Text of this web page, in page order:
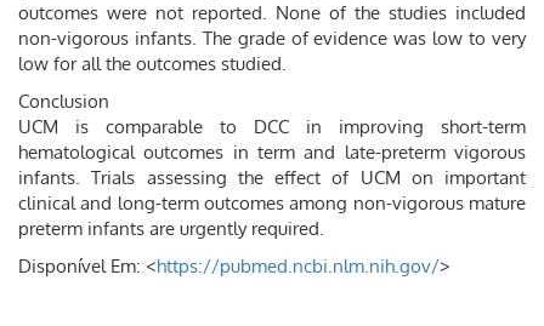
outcomes were not reported. None of the studies included
non-vigorous infants. The grade of evidence was low to very
low for all the outcomes studied.
Conclusion
UCM is comparable to DCC in improving short-term
hematological outcomes in term and late-preterm vigorous
infants. Trials assessing the effect of UCM on important
clinical and long-term outcomes among non-vigorous mature
preterm infants are urgently required.
Disponível Em: <https://pubmed.ncbi.nlm.nih.gov/>